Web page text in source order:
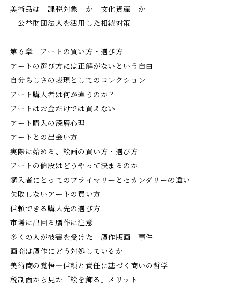
美術品は「課税対象」か「文化資産」か
―公益財団法人を活用した相続対策
第６章 アートの買い方・選び方
アートの選び方には正解がないという自由
自分らしさの表現としてのコレクション
アート購入者は何が違うのか？
アートはお金だけでは買えない
アート購入の深層心理
アートとの出会い方
実際に始める、絵画の買い方・選び方
アートの値段はどうやって決まるのか
購入者にとってのプライマリーとセカンダリーの違い
失敗しないアートの買い方
信頼できる購入先の選び方
市場に出回る贋作に注意
多くの人が被害を受けた「贋作版画」事件
画商は贋作にどう対処しているか
美術商の覚悟―信頼と責任に基づく商いの哲学
税制面から見た「絵を飾る」メリット